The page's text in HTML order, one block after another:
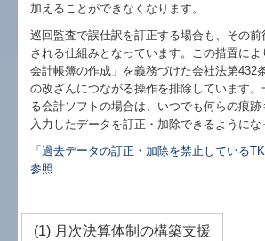
加えることができなくなります。
巡回監査で誤仕訳を訂正する場合も、その
される仕組みとなっています。この措置に
会計帳簿の作成」を義務づけた会社法第432
の改ざんにつながる操作を排除しています
る会計ソフトの場合は、いつでも何らの痕跡
入力したデータを訂正・加除できるようにな
「過去データの訂正・加除を禁止している
参照
(1) 月次決算体制の構築支援